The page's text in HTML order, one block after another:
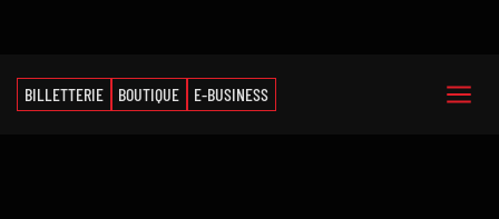
BILLETTERIE BOUTIQUE E-BUSINESS